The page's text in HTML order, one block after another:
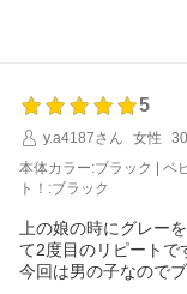
5
y.a4187さん
女性
本体カラー:ブラック | ベ
ト！:ブラック
上の娘の時にグレー
て2度目のリピートで
今回は男の子なので